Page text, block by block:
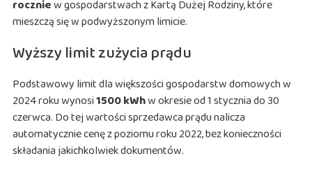
roczniew gospodarstwach z Kartą Dużej Rodziny, które
mieszczą się w podwyższonym limicie.
Wyższy limit zużycia prądu
Podstawowy limit dla większości gospodarstw domowych w
2024 roku wynosi1500 kWhw okresie od 1 stycznia do 30
czerwca. Do tej wartości sprzedawca prądu nalicza
automatycznie cenę z poziomu roku 2022, bez konieczności
składania jakichkolwiek dokumentów.